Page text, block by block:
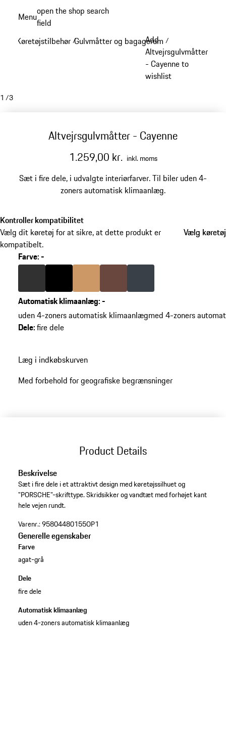
Menuopen the shop search
field
Køretøjstilbehør /Gulvmåtter og bagagerum /
Add
Altvejrsgulvmåtter
- Cayenne to
wishlist
1 /3
Altvejrsgulvmåtter - Cayenne
1.259,00 kr. inkl. moms
Sæt i fire dele, i udvalgte interiørfarver. Til biler uden 4-
zoners automatisk klimaanlæg.
Kontroller kompatibilitet
Vælg dit køretøj for at sikre, at dette produkt er
kompatibelt.
Vælg køretøj
Vælg køretøj
Farve:-
Farve
agat-grå
Farve sortFarve luxor beige
Farve trøffel-brun
Farve grafitblå
Automatisk klimaanlæg:-
uden 4-zoners automatisk klimaanlægmed 4-zoners
Dele:fire dele
Læg i indkøbskurven
Med forbehold for geografiske begrænsninger
Product Details
Beskrivelse
Sæt i fire dele i et attraktivt design med køretøjssilhuet og
"PORSCHE"-skrifttype. Skridsikker og vandtæt med forhøjet kant
hele vejen rundt.
Varenr.:95804480155OP1
Generelle egenskaber
Farve
agat-grå
Dele
fire dele
Automatisk klimaanlæg
uden 4-zoners automatisk klimaanlæg